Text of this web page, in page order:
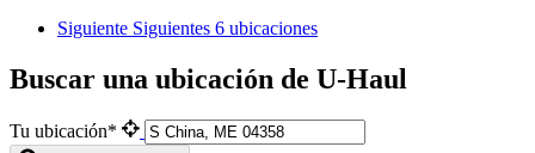
Siguiente Siguientes 6 ubicaciones
Buscar una ubicación de U-Haul
Tu ubicación*